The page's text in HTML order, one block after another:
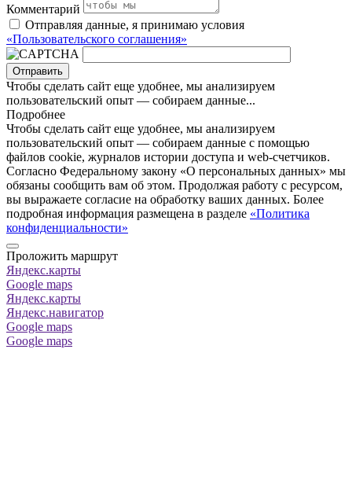
Комментарий
Отправляя данные, я принимаю условия
«Пользовательского соглашения»
Отправить
Чтобы сделать сайт еще удобнее, мы анализируем
пользовательский опыт — собираем данные...
Подробнее
Чтобы сделать сайт еще удобнее, мы анализируем
пользовательский опыт — собираем данные с помощью
файлов cookie, журналов истории доступа и web-счетчиков.
Согласно Федеральному закону «О персональных данных» мы
обязаны сообщить вам об этом. Продолжая работу с ресурсом,
вы выражаете согласие на обработку ваших данных. Более
подробная информация размещена в разделе «Политика
конфиденциальности»
Проложить маршрут
Яндекс.карты
Google maps
Яндекс.карты
Яндекс.навигатор
Google maps
Google maps